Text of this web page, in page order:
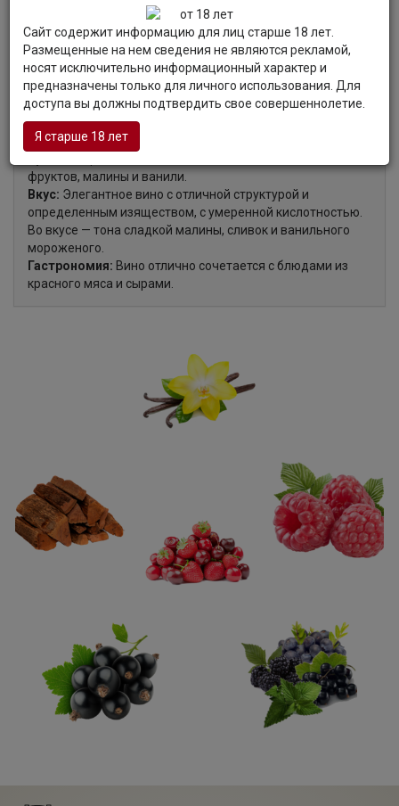
Органолептические характеристики:
Цвет:Вино тёмно-рубинового цвета.
фруктов, малины и ванили.
Вкус: Элегантное вино с отличной структурой и
определенным изяществом, с умеренной кислотностью.
Во вкусе — тона сладкой малины, сливок и ванильного
мороженого.
Гастрономия: Вино отлично сочетается с блюдами из
красного мяса и сырами.
Сайт содержит информацию для лиц старше 18 лет.
Размещенные на нем сведения не являются рекламой,
носят исключительно информационный характер и
предназначены только для личного использования. Для
доступа вы должны подтвердить свое совершеннолетие.
Я старше 18 лет